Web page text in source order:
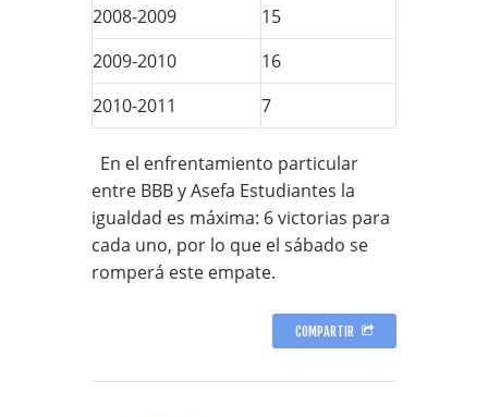
2008-2009
15
2009-2010
16
2010-2011
7
En el enfrentamiento particular
entre BBB y Asefa Estudiantes la
igualdad es máxima: 6 victorias para
cada uno, por lo que el sábado se
romperá este empate.
COMPARTIR